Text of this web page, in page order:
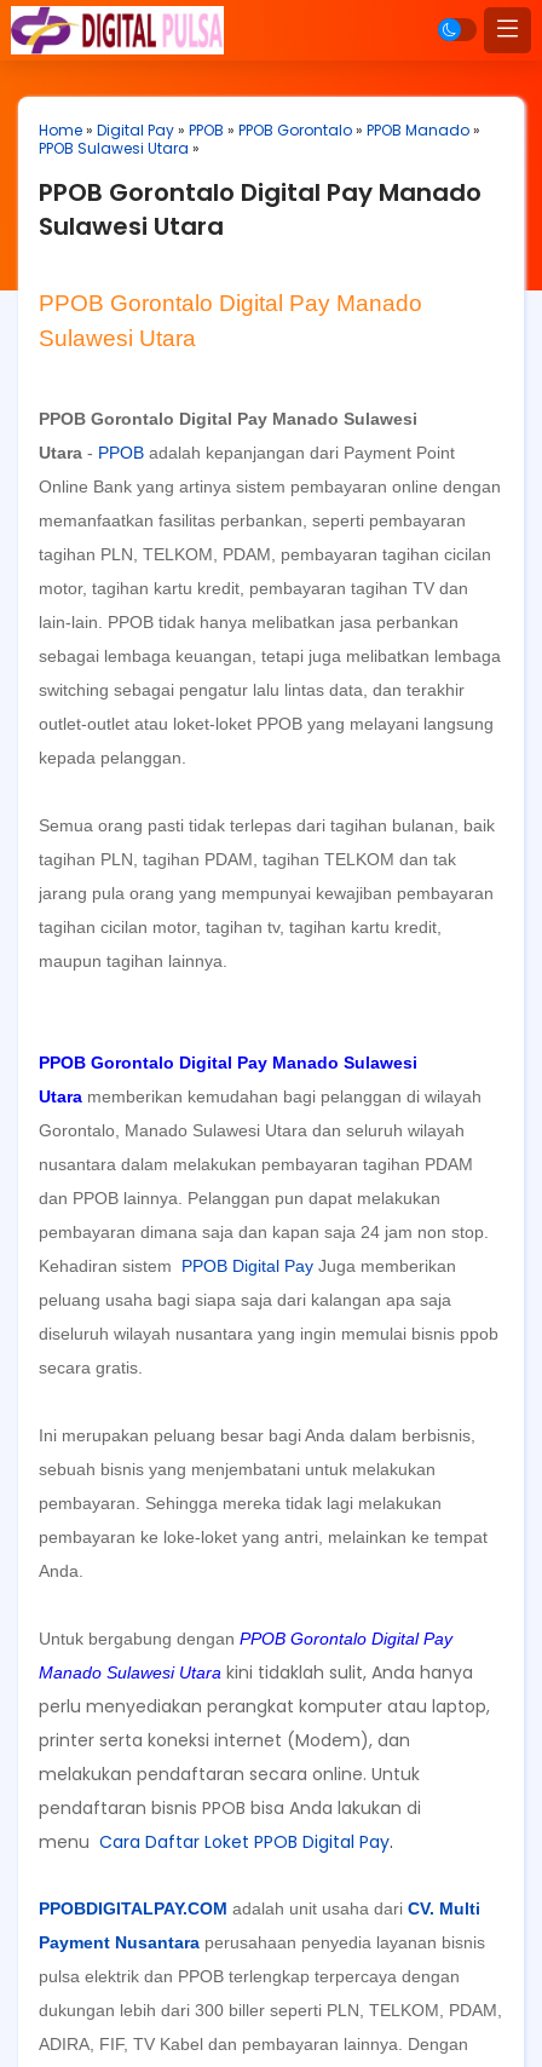
Home» Digital Pay» PPOB » PPOB Gorontalo» PPOB Manado»
PPOB Sulawesi Utara »
PPOB Gorontalo Digital Pay Manado
Sulawesi Utara
PPOB Gorontalo Digital Pay Manado
Sulawesi Utara
PPOB Gorontalo Digital Pay Manado Sulawesi
Utara - PPOB adalah kepanjangan dari Payment Point
Online Bank yang artinya sistem pembayaran online dengan
memanfaatkan fasilitas perbankan, seperti pembayaran
tagihan PLN, TELKOM, PDAM, pembayaran tagihan cicilan
motor, tagihan kartu kredit, pembayaran tagihan TV dan
lain-lain. PPOB tidak hanya melibatkan jasa perbankan
sebagai lembaga keuangan, tetapi juga melibatkan lembaga
switching sebagai pengatur lalu lintas data, dan terakhir
outlet-outlet atau loket-loket PPOB yang melayani langsung
kepada pelanggan.
Semua orang pasti tidak terlepas dari tagihan bulanan, baik
tagihan PLN, tagihan PDAM, tagihan TELKOM dan tak
jarang pula orang yang mempunyai kewajiban pembayaran
tagihan cicilan motor, tagihan tv, tagihan kartu kredit,
maupun tagihan lainnya.
PPOB Gorontalo Digital Pay Manado Sulawesi
Utara memberikan kemudahan bagi pelanggan di wilayah
Gorontalo, Manado Sulawesi Utara dan seluruh wilayah
nusantara dalam melakukan pembayaran tagihan PDAM
dan PPOB lainnya. Pelanggan pun dapat melakukan
pembayaran dimana saja dan kapan saja 24 jam non stop.
Kehadiran sistem
PPOB Digital Pay Juga memberikan
peluang usaha bagi siapa saja dari kalangan apa saja
diseluruh wilayah nusantara yang ingin memulai bisnis ppob
secara gratis.
Ini merupakan peluang besar bagi Anda dalam berbisnis,
sebuah bisnis yang menjembatani untuk melakukan
pembayaran. Sehingga mereka tidak lagi melakukan
pembayaran ke loke-loket yang antri, melainkan ke tempat
Anda.
Untuk bergabung dengan PPOB Gorontalo Digital Pay
Manado Sulawesi Utara kini tidaklah sulit, Anda hanya
perlu menyediakan perangkat komputer atau laptop,
printer serta koneksi internet (Modem), dan
melakukan pendaftaran secara online. Untuk
pendaftaran bisnis PPOB bisa Anda lakukan di
menu Cara Daftar Loket PPOB Digital Pay.
PPOBDIGITALPAY.COM adalah unit usaha dari CV. Multi
Payment Nusantara perusahaan penyedia layanan bisnis
pulsa elektrik dan PPOB terlengkap terpercaya dengan
dukungan lebih dari 300 biller seperti PLN, TELKOM, PDAM,
ADIRA, FIF, TV Kabel dan pembayaran lainnya. Dengan